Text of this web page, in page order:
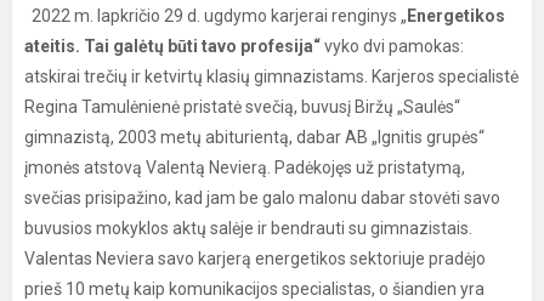
2022 m. lapkričio 29 d. ugdymo karjerai renginys „ Energetikos
ateitis. Tai galėtų būti tavo profesija“vyko dvi pamokas:
atskirai trečių ir ketvirtų klasių gimnazistams. Karjeros specialistė
Regina Tamulėnienė pristatė svečią, buvusį Biržų „Saulės“
gimnazistą, 2003 metų abiturientą, dabar AB „Ignitis grupės“
įmonės atstovą Valentą Nevierą. Padėkojęs už pristatymą,
svečias prisipažino, kad jam be galo malonu dabar stovėti savo
buvusios mokyklos aktų salėje ir bendrauti su gimnazistais.
Valentas Neviera savo karjerą energetikos sektoriuje pradėjo
prieš 10 metų kaip komunikacijos specialistas, o šiandien yra